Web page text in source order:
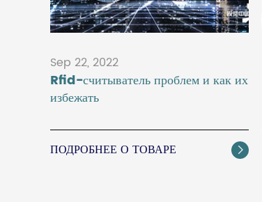
Sep 22, 2022
Rfid-считыватель проблем и как их
избежать
ПОДРОБНЕЕ О ТОВАРЕ 